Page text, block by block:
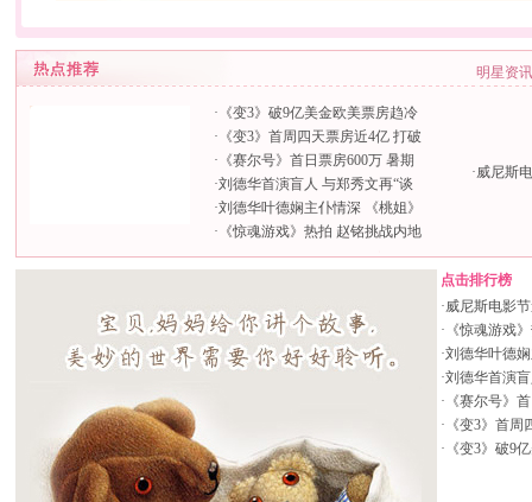
明星资讯
· 《变3》破9亿美金欧美票房趋冷
· 《变3》首周四天票房近4亿 打破
· 《赛尔号》首日票房600万 暑期
·刘德华首演盲人 与郑秀文再“谈
·刘德华叶德娴主仆情深 《桃姐》
· 《惊魂游戏》热拍 赵铭挑战内地
·威尼斯
点击排行榜
·威尼斯电影
· 《惊魂游戏
·刘德华叶德
·刘德华首演
· 《赛尔号》
· 《变3》首
· 《变3》破9